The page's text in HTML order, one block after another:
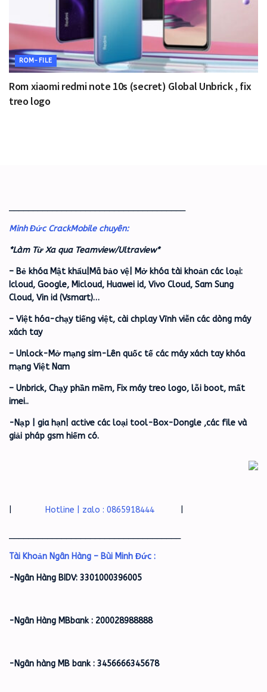
ROM-FILE
Rom xiaomi redmi note 10s (secret) Global Unbrick , fix
treo logo
Minh Đức CrackMobile chuyên:
*Làm Từ Xa qua Teamview/Ultraview*
– Bẻ khóa Mật khẩu|Mã bảo vệ| Mở khóa tài khoản các loại:
Icloud, Google, Micloud, Huawei id, Vivo Cloud, Sam Sung
Cloud, Vin id (Vsmart)…
– Việt hóa-chạy tiếng việt, cài chplay Vĩnh viễn các dòng máy
xách tay
– Unlock-Mở mạng sim-Lên quốc tế các máy xách tay khóa
mạng Việt Nam
– Unbrick, Chạy phần mềm, Fix máy treo logo, lỗi boot, mất
imei..
-Nạp | gia hạn| active các loại tool-Box-Dongle ,các file và
giải pháp gsm hiếm có.
Hotline | zalo : 0865918444
Tài Khoản Ngân Hàng – Bùi Minh Đức :
-Ngân Hàng BIDV: 3301000396005
-Ngân Hàng MBbank : 200028988888
-Ngân hàng MB bank : 3456666345678